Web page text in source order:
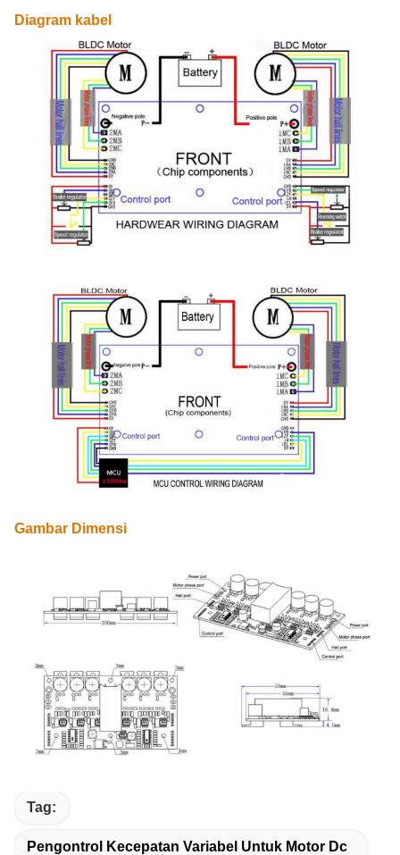
Diagram kabel
Gambar Dimensi
Tag:
Pengontrol Kecepatan Variabel Untuk Motor Dc